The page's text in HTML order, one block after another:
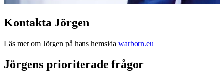
Kontakta Jörgen
Läs mer om Jörgen på hans hemsida warborn.eu
Jörgens prioriterade frågor